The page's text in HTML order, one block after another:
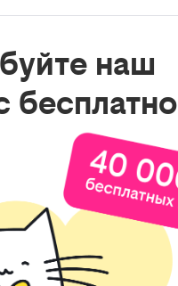
наш
бесплатно